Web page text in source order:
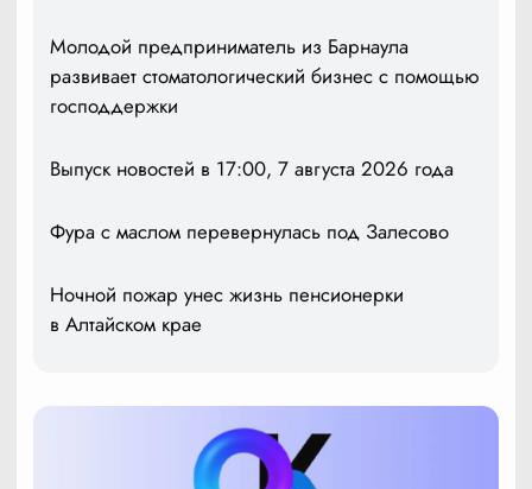
Молодой предприниматель из Барнаула
развивает стоматологический бизнес с помощью
господдержки
Выпуск новостей в 17:00, 7 августа 2026 года
Фура с маслом перевернулась под Залесово
Ночной пожар унес жизнь пенсионерки
в Алтайском крае